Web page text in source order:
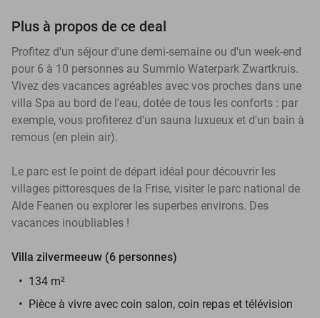
Plus à propos de ce deal
Profitez d'un séjour d'une demi-semaine ou d'un week-end
pour 6 à 10 personnes au Summio Waterpark Zwartkruis.
Vivez des vacances agréables avec vos proches dans une
villa Spa au bord de l'eau, dotée de tous les conforts : par
exemple, vous profiterez d'un sauna luxueux et d'un bain à
remous (en plein air).
Le parc est le point de départ idéal pour découvrir les
villages pittoresques de la Frise, visiter le parc national de
Alde Feanen ou explorer les superbes environs. Des
vacances inoubliables !
Villa zilvermeeuw (6 personnes)
134 m²
Pièce à vivre avec coin salon, coin repas et télévision